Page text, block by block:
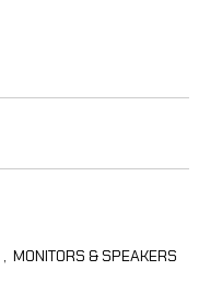
, MONITORS & SPEAKERS